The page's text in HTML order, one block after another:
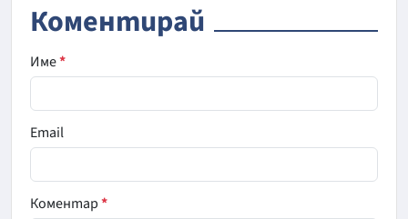
Коментирай
Име*
Email
Коментар*